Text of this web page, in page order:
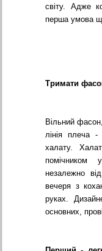
світу. Адже
перша умова
Тримати
Вільний
лінія плеча -
халату.
помічником
незалежно
вечеря з
руках.
основних,